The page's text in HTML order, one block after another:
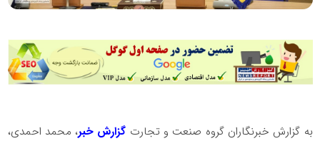
به گزارش خبرنگاران گروه صنعت و تجارت گزارش خبر، محمد احمدی،